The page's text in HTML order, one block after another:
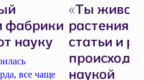
фабрики
науку
все чаще
«Ты
растения,
статьи и
наукой